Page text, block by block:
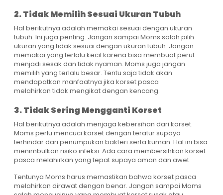
2. Tidak Memilih Sesuai Ukuran Tubuh
Hal berikutnya adalah memakai sesuai dengan ukuran
tubuh. Ini juga penting. Jangan sampai Moms salah pilih
ukuran yang tidak sesuai dengan ukuran tubuh. Jangan
memakai yang terlalu kecil karena bisa membuat perut
menjadi sesak dan tidak nyaman. Moms juga jangan
memilih yang terlalu besar. Tentu saja tidak akan
mendapatkan manfaatnya jika korset pasca
melahirkan tidak mengikat dengan kencang.
3. Tidak Sering Mengganti Korset
Hal berikutnya adalah menjaga kebersihan dari korset.
Moms perlu mencuci korset dengan teratur supaya
terhindar dari penumpukan bakteri serta kuman. Hal ini bisa
menimbulkan risiko infeksi. Ada cara membersihkan korset
pasca melahirkan yang tepat supaya aman dan awet.
Tentunya Moms harus memastikan bahwa korset pasca
melahirkan dirawat dengan benar. Jangan sampai Moms